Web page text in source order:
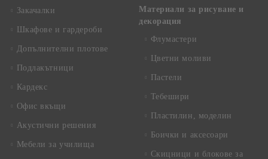
Закачалки
Шкафове и гардероби
Допълнителни плотове
Подлакътници
Кардекс
Офис вкъщи
Акустични решения
Мебели за училища
Материали за рисуване и
декорация
Флумастери
Цветни моливи
Пастели
Тебешири
Пластилин, моделин
Боички и аксесоари
Скицници и блокове за